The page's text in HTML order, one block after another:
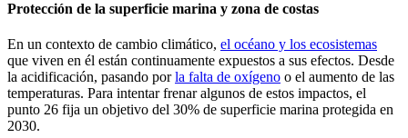
Protección de la superficie marina y zona de costas
En un contexto de cambio climático, el océano y los ecosistemas
que viven en él están continuamente expuestos a sus efectos. Desde
la acidificación, pasando porla falta de oxígeno o el aumento de las
temperaturas. Para intentar frenar algunos de estos impactos, el
punto 26 fija un objetivo del 30% de superficie marina protegida en
2030.